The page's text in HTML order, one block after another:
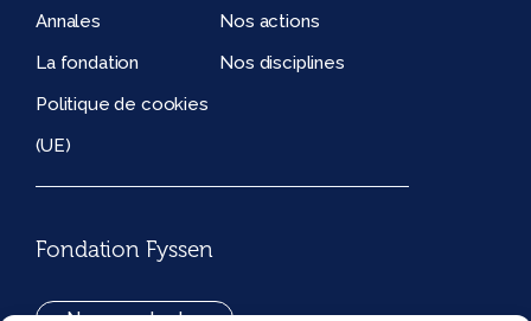
Annales
Nos actions
La fondation
Nos disciplines
Politique de cookies
(UE)
Fondation Fyssen